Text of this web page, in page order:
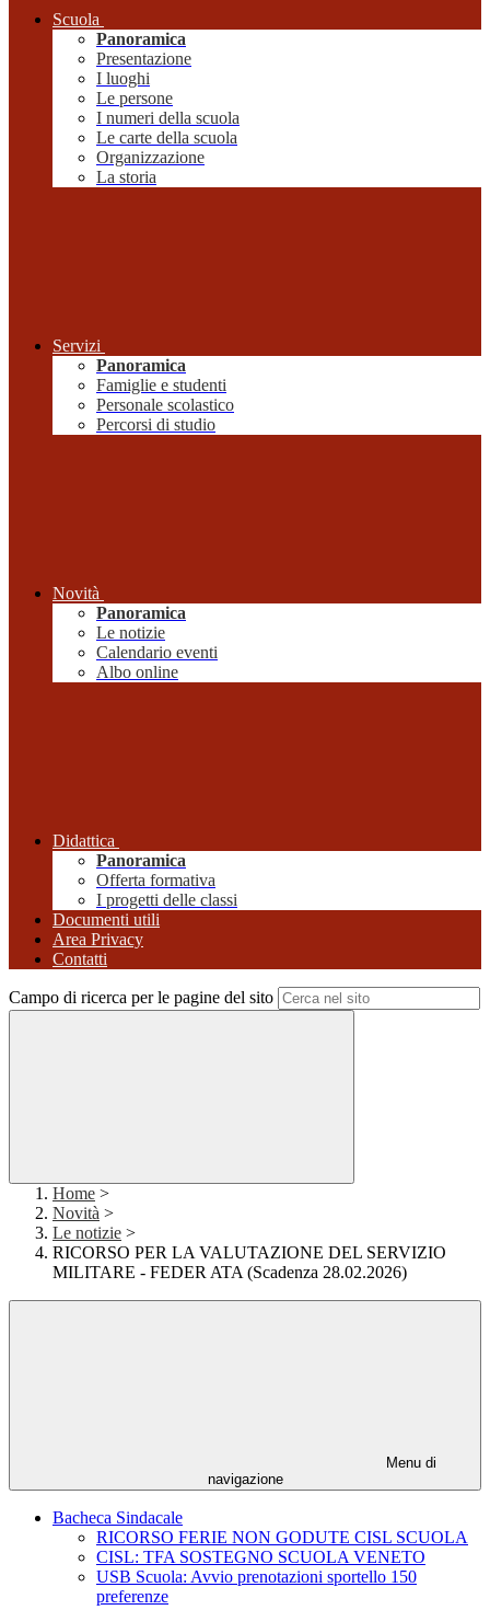
Scuola
Panoramica
Presentazione
I luoghi
Le persone
I numeri della scuola
Le carte della scuola
Organizzazione
La storia
Servizi
Panoramica
Famiglie e studenti
Personale scolastico
Percorsi di studio
Novità
Panoramica
Le notizie
Calendario eventi
Albo online
Didattica
Panoramica
Offerta formativa
I progetti delle classi
Documenti utili
Area Privacy
Contatti
Campo di ricerca per le pagine del sito
Home >
Novità >
Le notizie >
RICORSO PER LA VALUTAZIONE DEL SERVIZIO
MILITARE - FEDER ATA (Scadenza 28.02.2026)
Menu di
navigazione
Bacheca Sindacale
RICORSO FERIE NON GODUTE CISL SCUOLA
CISL: TFA SOSTEGNO SCUOLA VENETO
USB Scuola: Avvio prenotazioni sportello 150
preferenze